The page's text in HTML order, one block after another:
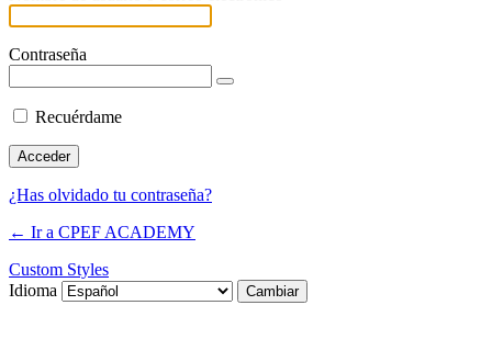
Contraseña
Recuérdame
¿Has olvidado tu contraseña?
← Ir a CPEF ACADEMY
Custom Styles
Idioma